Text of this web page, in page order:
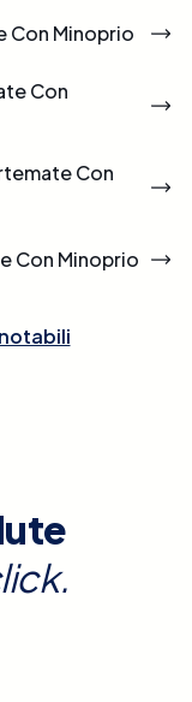
Con Minoprio
Con
Con
Con Minoprio